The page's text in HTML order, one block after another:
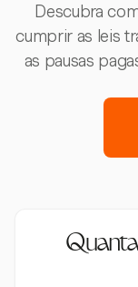
Descubra
cumprir as leis
as pausas